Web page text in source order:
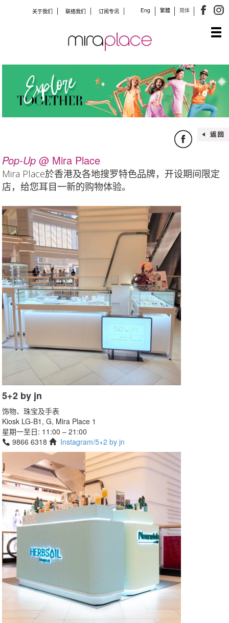
Eng 繁體 简体
关于我们 联络我们 订阅专讯
Pop-Up @ Mira Place
Mira Place於香港及各地搜罗特色品牌，开设期间限定
店，给您耳目一新的购物体验。
5+2 by jn
饰物、珠宝及手表
Kiosk LG-B1, G, Mira Place 1
星期一至日: 11:00 – 21:00
9866 6318
Instagram/5+2 by jn